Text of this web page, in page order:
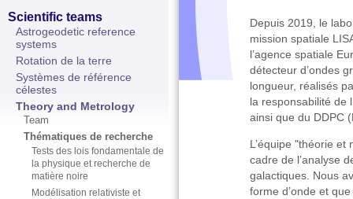
Scientific teams
Astrogeodetic reference
systems
Rotation de la terre
Systèmes de référence
célestes
Theory and Metrology
Team
Thématiques de recherche
Tests des lois fondamentale de
la physique et recherche de
matière noire
Modélisation relativiste et
Depuis 2019, le
mission spatiale
l’agence spatiale
détecteur d’ondes
longueur, réalisés
la responsabilité de
ainsi que du DDPC
L’équipe "théorie
cadre de l’analyse
galactiques. Nous
forme d’onde et